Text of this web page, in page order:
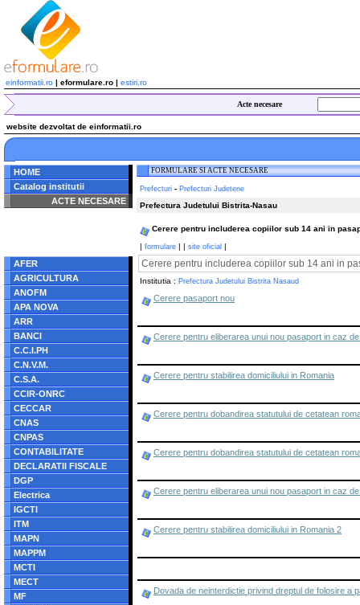
einformatii.ro | eformulare.ro | estiri.ro
Acte necesare
website dezvoltat de einformatii.ro
HOME
Catalog institutii
ACTE NECESARE
/home/eformulare.ro/public_html/navigare/stanga.php
AFER
AGRICULTURA
ANOFM
APA NOVA
ARR
BANCI
C.C.I.PH
C.N.V.M.
C.S.A.
CCIR-ONRC
CECCAR
CNAS
CNPAS
CONTABILITATE
DECLARATII FISCALE
DGP
Electrica
IGCTI
ITM
MAPN
MAPPM
MCTI
MECT
MF
FORMULARE SI ACTE NECESARE
Prefecturi - Prefecturi Judetene
Prefectura Judetului Bistrita-Nasau
Cerere pentru includerea copiilor sub 14 ani in
| formulare | | site oficial |
Cerere pentru includerea copiilor sub 14 ani in
Institutia : Prefectura Judetului Bistrita Nasaud
Cerere pasaport nou
Cerere pentru eliberarea unui nou pasaport in caz
Cerere pentru stabilirea domiciliului in Romania
Cerere pentru dobandirea statutului de cetatean
Cerere pentru dobandirea statutului de cetatean
Cerere pentru eliberarea unui nou pasaport in caz
Cerere pentru stabilirea domiciliului in Romania 2
Dovada de neinterdictie privind dreptul de folosire a